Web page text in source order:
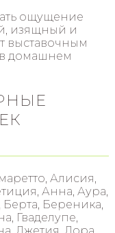
ощущение
изящный и
выставочным
домашнем
Алисия,
Анна, Аура,
Береника,
Гваделупе,